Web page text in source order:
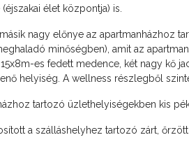
élet központja) is.
nagy előnye az apartmanházhoz
minőségben), amit az
es fedett medence, két nagy kő
helyiség. A wellness részlegből
tartozó üzlethelyiségekben kis
a szálláshelyhez tartozó zárt,